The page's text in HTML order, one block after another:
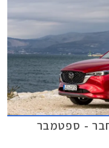
- ספטמבר